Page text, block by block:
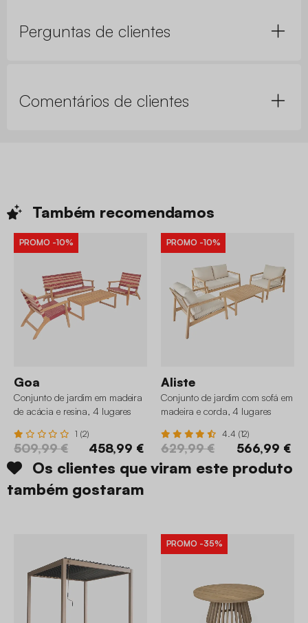
Perguntas de clientes
Comentários de clientes
Também recomendamos
PROMO -10%
Goa
Conjunto de jardim em madeira
de acácia e resina, 4 lugares
1 (2)
509,99 € 458,99 €
PROMO -10%
Aliste
Conjunto de jardim com sofá em
madeira e corda, 4 lugares
4.4 (12)
629,99 € 566,99 €
Os clientes que viram este produto
também gostaram
PROMO -35%